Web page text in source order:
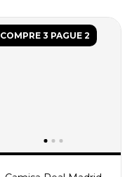
COMPRE 3 PAGUE 2